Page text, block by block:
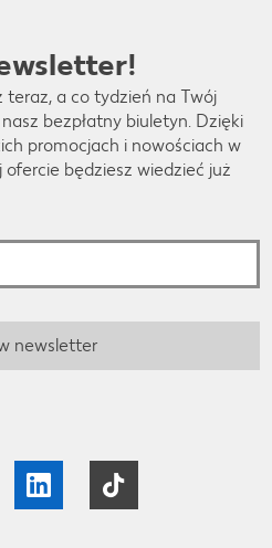
teraz, a co tydzień na Twój
bezpłatny biuletyn. Dzięki
promocjach i nowościach w
będziesz wiedzieć już
newsletter
LinkedIn